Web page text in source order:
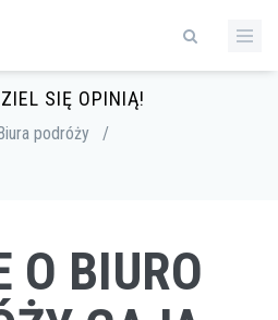
SIĘ OPINIĄ!
podróży
/
O BIURO